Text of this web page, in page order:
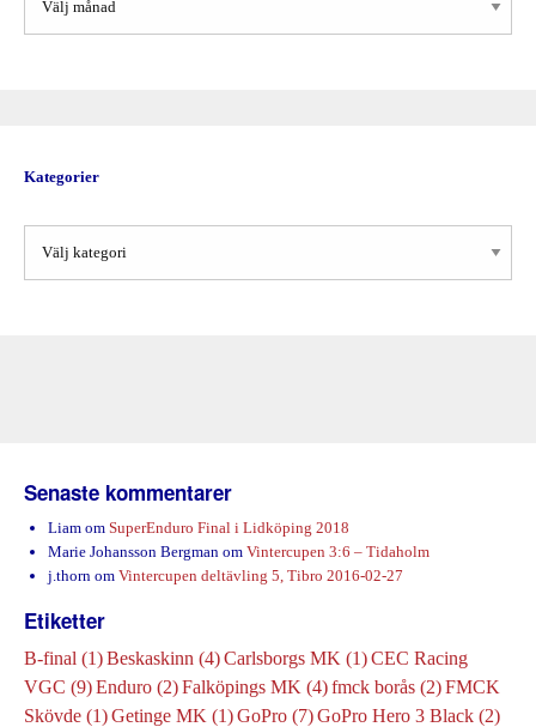
Kategorier
Senaste kommentarer
Liam om SuperEnduro Final i Lidköping 2018
Marie Johansson Bergman om Vintercupen 3:6 – Tidaholm
j.thorn om Vintercupen deltävling 5, Tibro 2016-02-27
Etiketter
B-final (1)Beskaskinn (4)Carlsborgs MK (1)CEC Racing
VGC (9)Enduro (2)Falköpings MK (4)fmck borås (2)FMCK
Skövde (1)Getinge MK (1)GoPro (7)GoPro Hero 3 Black (2)